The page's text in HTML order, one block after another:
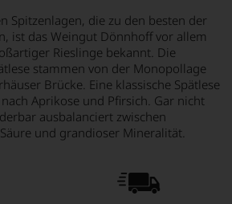
Spitzenlagen, die zu den besten der
ist das Weingut Dönnhoff vor allem
Rieslinge bekannt. Die
stammen von der Monopollage
Brücke. Eine klassische Spätlese
Aprikose und Pfirsich. Gar nicht
ausbalanciert zwischen
und grandioser Mineralität.